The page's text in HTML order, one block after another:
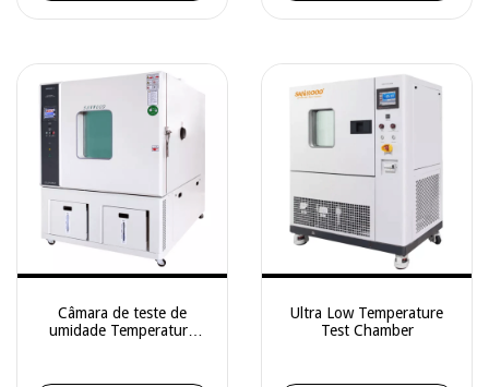
Câmara de teste de
umidade Temperature
Ultra Low Temperature
Test Chamber